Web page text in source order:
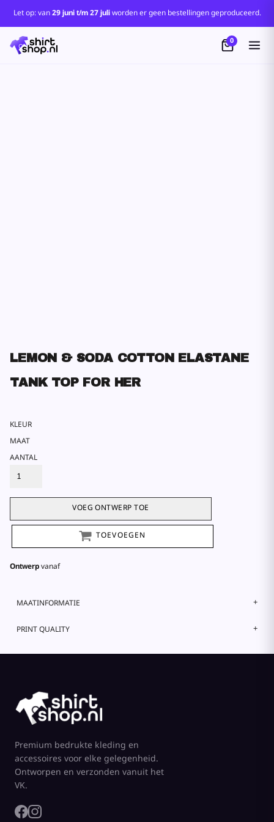
Let op: van29 juni t/m 27 juliworden er geen bestellingen geproduceerd.
0
LEMON & SODA COTTON ELASTANE
TANK TOP FOR HER
KLEUR
MAAT
AANTAL
VOEG ONTWERP TOE
TOEVOEGEN
Ontwerpvanaf
MAATINFORMATIE
PRINT QUALITY
Premium bedrukte kleding en
accessoires voor elke gelegenheid.
Ontworpen en verzonden vanuit het
VK.